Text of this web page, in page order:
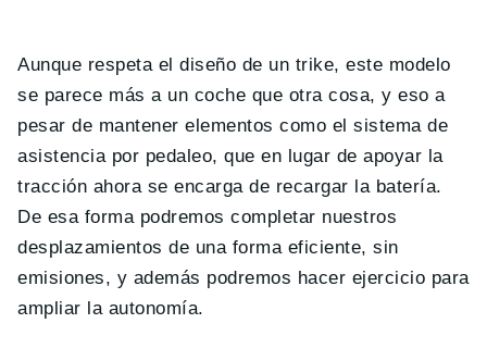
Aunque respeta el diseño de un trike, este modelo
se parece más a un coche que otra cosa, y eso a
pesar de mantener elementos como el sistema de
asistencia por pedaleo, que en lugar de apoyar la
tracción ahora se encarga de recargar la batería.
De esa forma podremos completar nuestros
desplazamientos de una forma eficiente, sin
emisiones, y además podremos hacer ejercicio para
ampliar la autonomía.